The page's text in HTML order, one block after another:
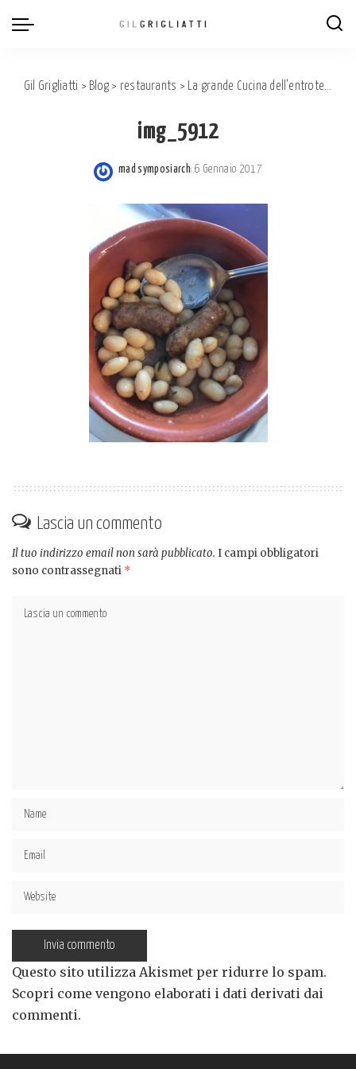
Gil Grigliatti > Blog > restaurants > La grande Cucina dell’entroterra nel Ponente Ligure al Rist. Terme di Pigna
img_5912
Posted
mad symposiarch 6 Gennaio 2017
Lascia un commento
Il tuo indirizzo email non sarà pubblicato. I campi obbligatori
sono contrassegnati *
Questo sito utilizza Akismet per ridurre lo spam.
Scopri come vengono elaborati i dati derivati dai
commenti.